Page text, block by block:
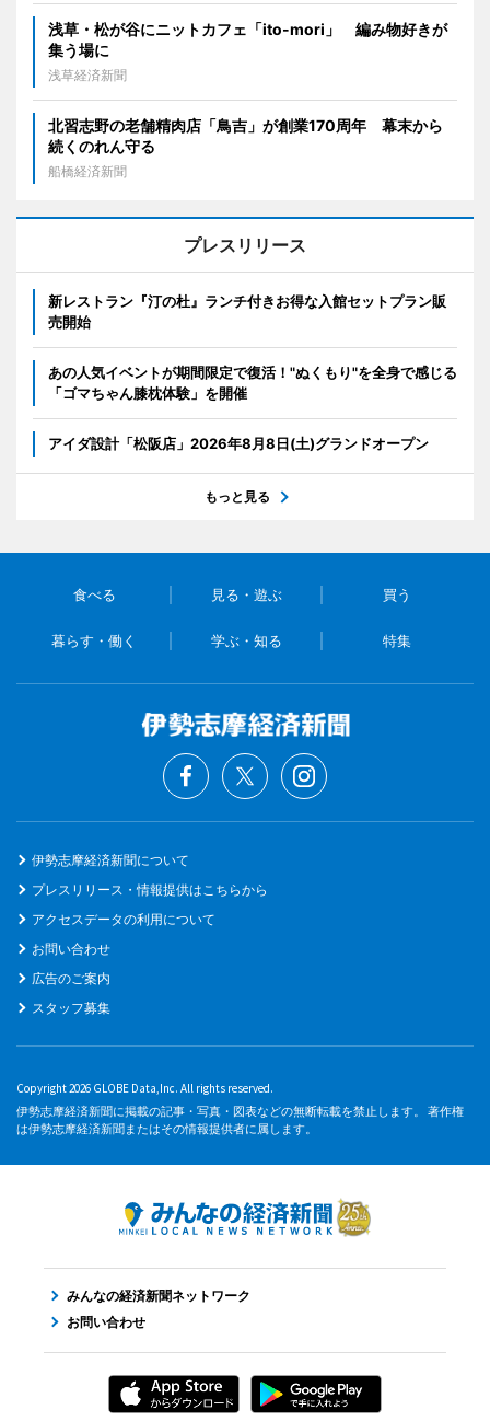
浅草・松が谷にニットカフェ「ito-mori」 編み物好きが
集う場に
浅草経済新聞
北習志野の老舗精肉店「鳥吉」が創業170周年 幕末から
続くのれん守る
船橋経済新聞
プレスリリース
新レストラン『汀の杜』ランチ付きお得な入館セットプラン販
売開始
あの人気イベントが期間限定で復活！"ぬくもり"を全身で感じる
「ゴマちゃん膝枕体験」を開催
アイダ設計「松阪店」2026年8月8日(土)グランドオープン
もっと見る
食べる 見る・遊ぶ 買う
暮らす・働く 学ぶ・知る 特集
伊勢志摩経済新聞について
プレスリリース・情報提供はこちらから
アクセスデータの利用について
お問い合わせ
広告のご案内
スタッフ募集
Copyright 2026 GLOBE Data,Inc. All rights reserved.
伊勢志摩経済新聞に掲載の記事・写真・図表などの無断転載を禁止します。 著作権
は伊勢志摩経済新聞またはその情報提供者に属します。
みんなの経済新聞ネットワーク
お問い合わせ